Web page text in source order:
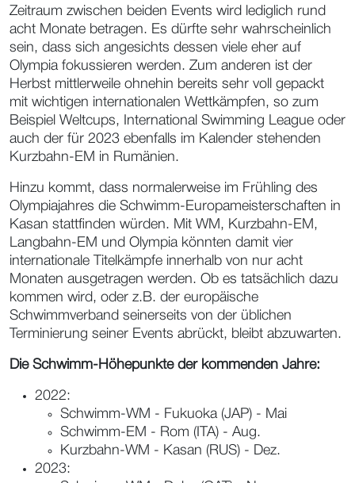
Zeitraum zwischen beiden Events wird lediglich rund
acht Monate betragen. Es dürfte sehr wahrscheinlich
sein, dass sich angesichts dessen viele eher auf
Olympia fokussieren werden. Zum anderen ist der
Herbst mittlerweile ohnehin bereits sehr voll gepackt
mit wichtigen internationalen Wettkämpfen, so zum
Beispiel Weltcups, International Swimming League oder
auch der für 2023 ebenfalls im Kalender stehenden
Kurzbahn-EM in Rumänien.
Hinzu kommt, dass normalerweise im Frühling des
Olympiajahres die Schwimm-Europameisterschaften in
Kasan stattfinden würden. Mit WM, Kurzbahn-EM,
Langbahn-EM und Olympia könnten damit vier
internationale Titelkämpfe innerhalb von nur acht
Monaten ausgetragen werden. Ob es tatsächlich dazu
kommen wird, oder z.B. der europäische
Schwimmverband seinerseits von der üblichen
Terminierung seiner Events abrückt, bleibt abzuwarten.
Die Schwimm-Höhepunkte der kommenden Jahre:
2022:
Schwimm-WM - Fukuoka (JAP) - Mai
Schwimm-EM - Rom (ITA) - Aug.
Kurzbahn-WM - Kasan (RUS) - Dez.
2023: